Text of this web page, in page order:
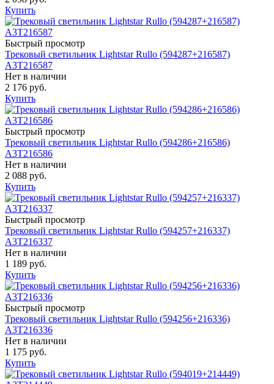
Купить
Быстрый просмотр
Трековый светильник Lightstar Rullo (594287+216587)
A3T216587
Нет в наличии
2 176 руб.
Купить
Быстрый просмотр
Трековый светильник Lightstar Rullo (594286+216586)
A3T216586
Нет в наличии
2 088 руб.
Купить
Быстрый просмотр
Трековый светильник Lightstar Rullo (594257+216337)
A3T216337
Нет в наличии
1 189 руб.
Купить
Быстрый просмотр
Трековый светильник Lightstar Rullo (594256+216336)
A3T216336
Нет в наличии
1 175 руб.
Купить